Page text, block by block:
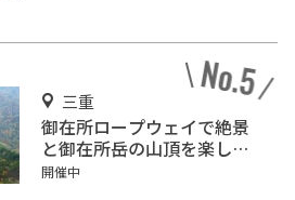
三重
御在所ロープウェイで絶景
と御在所岳の山頂を楽しも
う！魅力やアクセスをご紹
開催中